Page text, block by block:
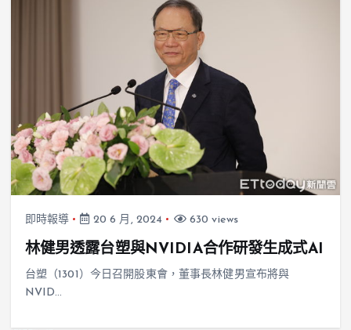
即時報導 20 6 月, 2024 630 views
林健男透露台塑與NVIDIA合作研發生成式AI
台塑（1301）今日召開股東會，董事長林健男宣布將與
NVID…